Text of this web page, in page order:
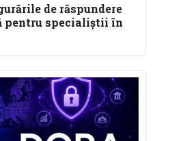
de răspundere
pentru specialiştii în